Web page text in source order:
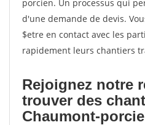
porcien. Un processus qui
d'une demande de devis.
$etre en contact avec les
rapidement leurs chantiers
Rejoignez notre
trouver des
Chaumont-